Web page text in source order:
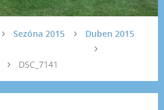
Sezóna 2015 Duben 2015
DSC_7141